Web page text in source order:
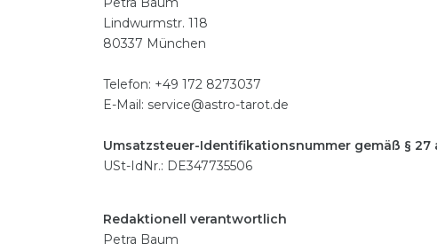
Lindwurmstr. 118
80337 München
Telefon: +49 172 8273037
E-Mail: service@astro-tarot.de
Umsatzsteuer-Identifikationsnummer gemäß § 27
USt-IdNr.: DE347735506
Redaktionell verantwortlich
Petra Baum